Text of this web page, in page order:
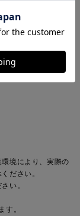
境により、実際の
ださい。
い。
す。